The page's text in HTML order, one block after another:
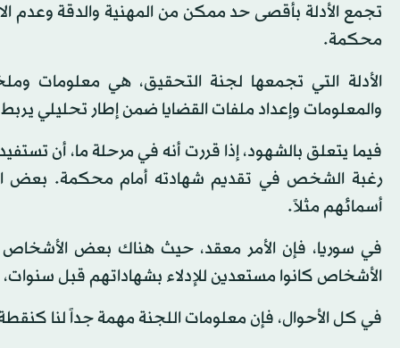
تجمع الأدلة بأقصى حد ممكن من المهنية والدقة وعدم
محكمة.
الأدلة التي تجمعها لجنة التحقيق، هي معلومات
والمعلومات وإعداد ملفات القضايا ضمن إطار تحليلي يربط
فيما يتعلق بالشهود، إذا قررت أنه في مرحلة ما، أن
رغبة الشخص في تقديم شهادته أمام محكمة.
أسمائهم مثلاً.
في سوريا، فإن الأمر معقد، حيث هناك بعض الأشخاص
الأشخاص كانوا مستعدين للإدلاء بشهاداتهم قبل
في كل الأحوال، فإن معلومات اللجنة مهمة جداً لنا